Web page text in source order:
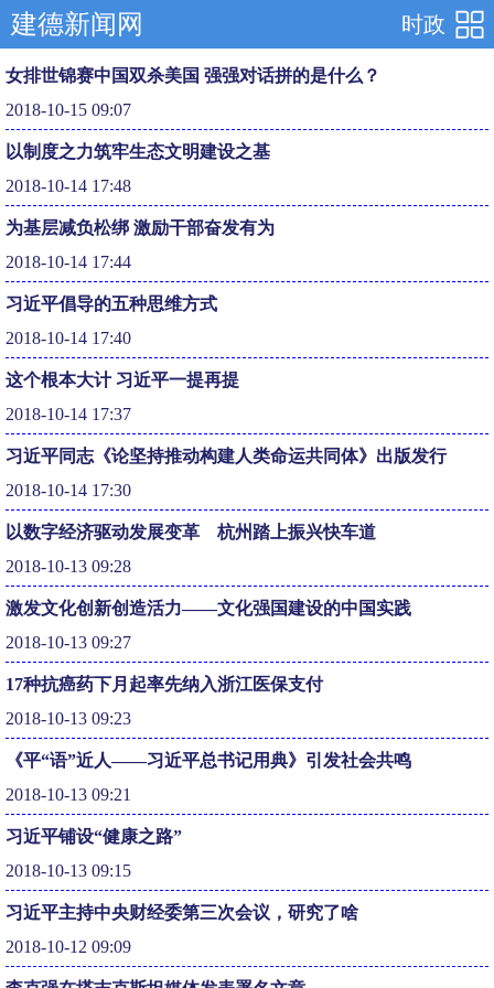
时政
建德新闻网
女排世锦赛中国双杀美国 强强对话拼的是什么？
2018-10-15 09:07
以制度之力筑牢生态文明建设之基
2018-10-14 17:48
为基层减负松绑 激励干部奋发有为
2018-10-14 17:44
习近平倡导的五种思维方式
2018-10-14 17:40
这个根本大计 习近平一提再提
2018-10-14 17:37
习近平同志《论坚持推动构建人类命运共同体》出版发行
2018-10-14 17:30
以数字经济驱动发展变革 杭州踏上振兴快车道
2018-10-13 09:28
激发文化创新创造活力——文化强国建设的中国实践
2018-10-13 09:27
17种抗癌药下月起率先纳入浙江医保支付
2018-10-13 09:23
《平“语”近人——习近平总书记用典》引发社会共鸣
2018-10-13 09:21
习近平铺设“健康之路”
2018-10-13 09:15
习近平主持中央财经委第三次会议，研究了啥
2018-10-12 09:09